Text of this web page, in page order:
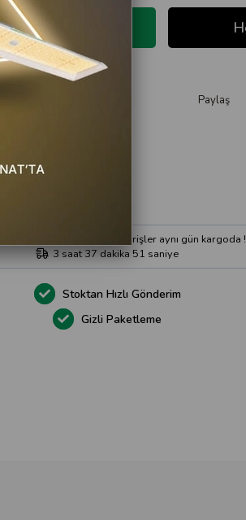
Paylaş
içi 16:00'a kadar verilen siparişler aynı gün kargoda !
3saat37dakika 50 saniye
Stoktan Hızlı Gönderim
Gizli Paketleme